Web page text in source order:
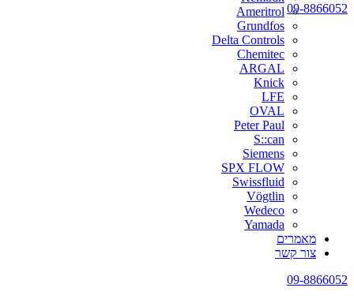
Ameritrol
Grundfos
Delta Controls
Chemitec
ARGAL
Knick
LFE
OVAL
Peter Paul
S::can
Siemens
SPX FLOW
Swissfluid
Vögtlin
Wedeco
Yamada
מאמרים
צור קשר
09-8866052
09-8866052